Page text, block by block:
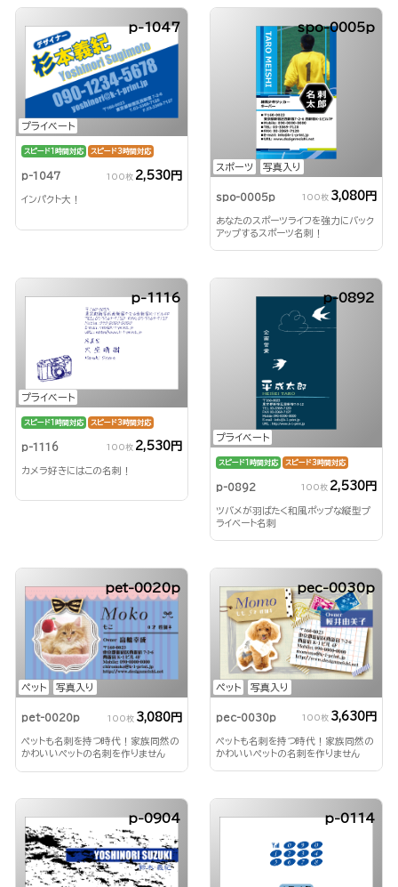
プライベート
p-1047
スピード1時間対応 スピード3時間対応
p-1047 100枚 2,530円
インパクト大！
スポーツ 写真入り
spo-0005p
spo-0005p 100枚 3,080円
あなたのスポーツライフを強力にバック
アップするスポーツ名刺！
プライベート
p-1116
スピード1時間対応 スピード3時間対応
p-1116 100枚 2,530円
カメラ好きにはこの名刺！
プライベート
p-0892
スピード1時間対応 スピード3時間対応
p-0892 100枚 2,530円
ツバメが羽ばたく和風ポップな縦型プ
ライベート名刺
ペット 写真入り
pet-0020p
pet-0020p 100枚 3,080円
ペットも名刺を持つ時代！家族同然の
かわいいペットの名刺を作りません
ペット 写真入り
pec-0030p
pec-0030p 100枚 3,630円
ペットも名刺を持つ時代！家族同然の
かわいいペットの名刺を作りません
p-0904 p-0114